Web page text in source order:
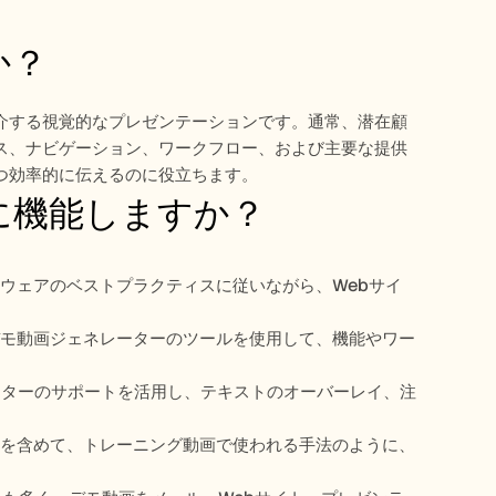
る視覚的なプレゼンテーションです。通常、潜在顧
ナビゲーション、ワークフロー、および主要な提供
率的に伝えるのに役立ちます。
能しますか？
ェアのベストプラクティスに従いながら、Webサイ
動画ジェネレーターのツールを使用して、機能やワー
ーのサポートを活用し、テキストのオーバーレイ、注
めて、トレーニング動画で使われる手法のように、